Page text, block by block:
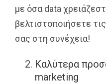
με όσα data
βελτιστοποιήσετε
σας στη συνέχεια!
Καλύτερα
marketing